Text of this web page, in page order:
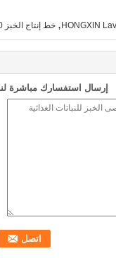
, خط إنتاج الخبز 5120 * 1200mm
إرسال استفسارك مباشرة